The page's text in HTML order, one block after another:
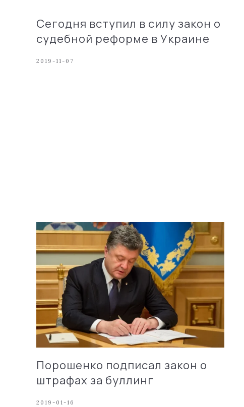
Сегодня вступил в силу закон о
судебной реформе в Украине
2019-11-07
Порошенко подписал закон о
штрафах за буллинг
2019-01-16